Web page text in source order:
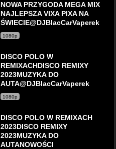
NOWA PRZYGODA MEGA MIX
NAJLEPSZA VIXA PIXA NA
ŚWIECIE@DJBlacCarVaperek
1080p
DISCO POLO W
REMIXACHDISCO REMIXY
2023MUZYKA DO
AUTA@DJBlacCarVaperek
1080p
DISCO POLO W REMIXACH
2023DISCO REMIXY
2023MUZYKA DO
AUTANOWOŚCI